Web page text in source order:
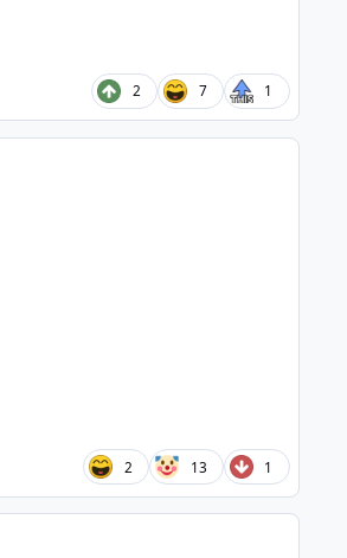
2 7 1
2 13 1